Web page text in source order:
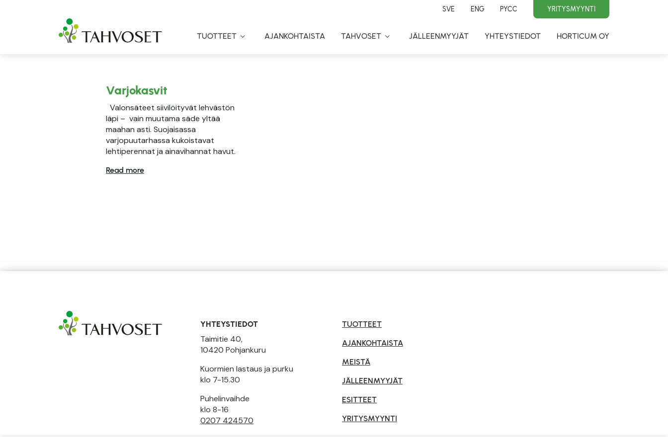
SVE ENG PYCC YRITYSMYYNTI
TUOTTEET
Toggle
AJANKOHTAISTA TAHVOSET
Toggle
JÄLLEENMYYJÄT YHTEYSTIEDOT HORTICUM OY
Varjokasvit
Valonsäteet siivilöityvät lehvästön
läpi – vain muutama säde yltää
maahan asti. Suojaisassa
varjopuutarhassa kukoistavat
lehtiperennat ja ainavihannat havut.
Read more
YHTEYSTIEDOT
Taimitie 40,
10420 Pohjankuru
Kuormien lastaus ja purku
klo 7-15.30
Puhelinvaihde
klo 8-16
0207 424570
TUOTTEET
AJANKOHTAISTA
MEISTÄ
JÄLLEENMYYJÄT
ESITTEET
YRITYSMYYNTI